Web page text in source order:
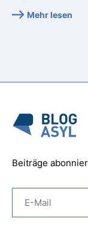
Mehr lesen
Beiträge